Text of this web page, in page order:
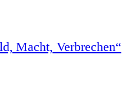
Macht, Verbrechen“